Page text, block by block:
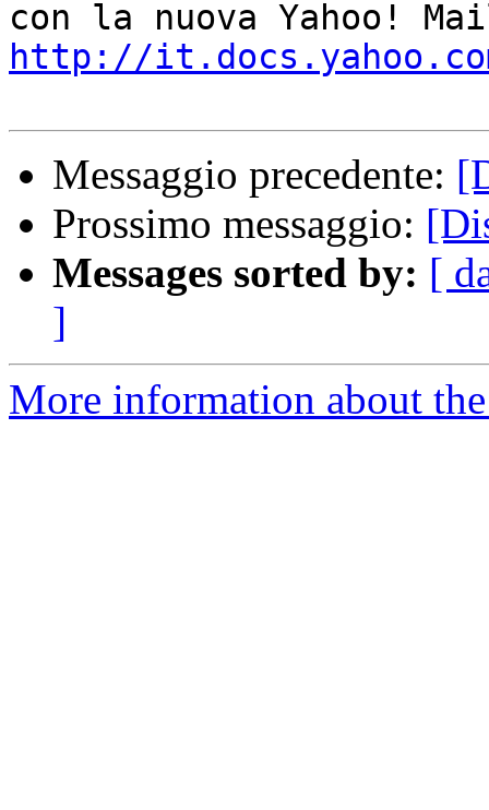
http://
Messaggio precedente:
Prossimo messaggio:
Messages sorted by: [
]
More information about